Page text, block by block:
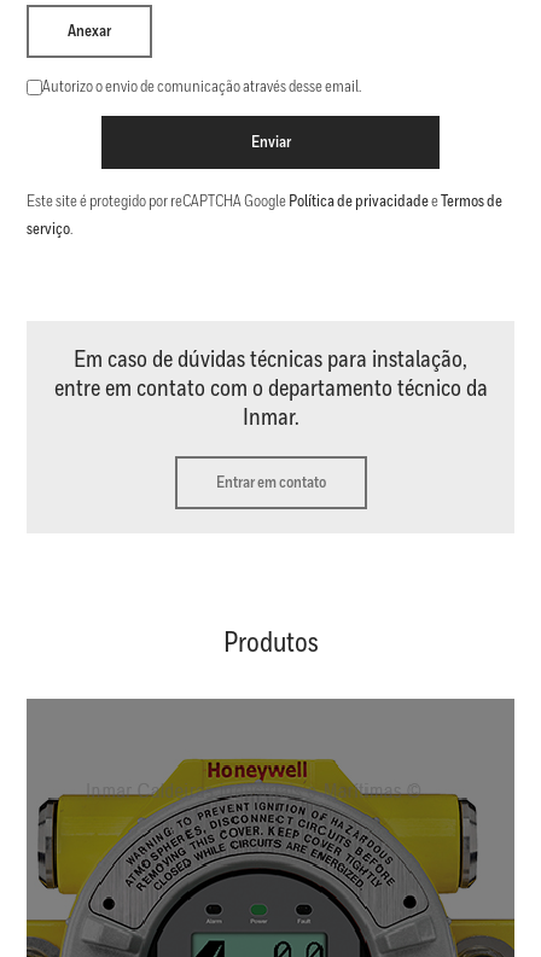
Anexar
Autorizo o envio de comunicação através desse email.
Enviar
Este site é protegido por reCAPTCHA Google Política de privacidadee Termos de
serviço.
Em caso de dúvidas técnicas para instalação,
entre em contato com o departamento técnico da
Inmar.
Entrar em contato
Produtos